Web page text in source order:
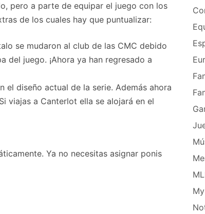
pero a parte de equipar el juego con los
de los cuales hay que puntualizar:
se mudaron al club de las CMC debido
del juego. ¡Ahora ya han regresado a
el diseño actual de la serie. Además ahora
viajas a Canterlot ella se alojará en el
Ya no necesitas asignar ponis